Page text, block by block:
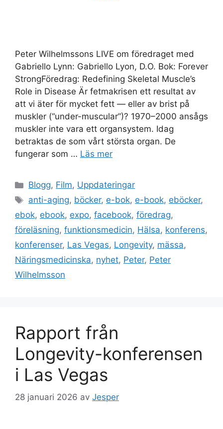
Peter Wilhelmssons LIVE om föredraget med
Gabriello Lynn: Gabriello Lyon, D.O. Bok: Forever
StrongFöredrag: Redefining Skeletal Muscle’s
Role in Disease Är fetmakrisen ett resultat av
att vi äter för mycket fett — eller av brist på
muskler (“under-muscular”)? 1970–2000 ansågs
muskler inte vara ett organsystem. Idag
betraktas de som vårt största organ. De
fungerar som … Läs mer
Kategorier
Blogg, Film, Uppdateringar
Etiketter
anti-aging, böcker, e-bok, e-book, eböcker,
ebok, ebook, expo, facebook, föredrag,
föreläsning, funktionsmedicin, Hälsa, konferens,
konferenser, Las Vegas, Longevity, mässa,
Näringsmedicinska, nyhet, Peter, Peter
Wilhelmsson
Rapport från
Longevity-konferensen
i Las Vegas
28 januari 2026 av Jesper